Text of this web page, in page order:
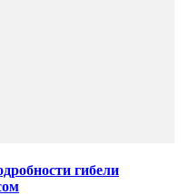
гибели